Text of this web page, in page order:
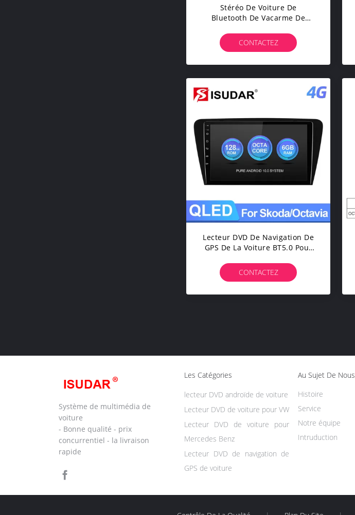
Stéréo De Voiture De
Bluetooth De Vacarme De
Noyau 2.5GHZ Du Yeti DDR4
Octa De Skoda
CONTACTEZ
Lecteur DVD De Navigation De
GPS De La Voiture BT5.0 Pour
CONTACTEZ
Système de multimédia de
voiture
- Bonne qualité - prix
concurrentiel - la livraison
rapide
Les Catégories
Lecteur DVD de navigation de
GPS de voiture
lecteur DVD androïde de voiture
Lecteur DVD de voiture pour VW
Lecteur DVD de voiture pour
Mercedes Benz
Au Sujet De Nous
Intruduction
Histoire
Service
Notre équipe